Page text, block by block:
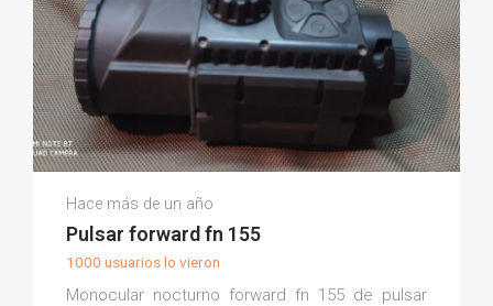
Floren L.
(0)
Hace más de un año
Pulsar forward fn 155
1000 usuarios lo vieron
Monocular nocturno forward fn 155 de pulsar